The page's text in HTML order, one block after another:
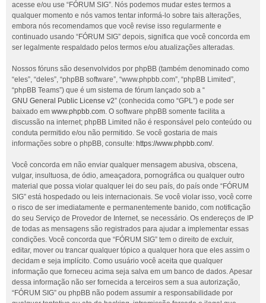
acesse e/ou use “FÓRUM SIG”. Nós podemos mudar estes termos a
qualquer momento e nós vamos tentar informá-lo sobre tais alterações,
embora nós recomendamos que você revise isso regularmente e
continuado usando “FÓRUM SIG” depois, significa que você concorda em
ser legalmente respaldado pelos termos e/ou atualizações alteradas.
Nossos fóruns são desenvolvidos por phpBB (também denominado como
“eles”, “deles”, “phpBB software”, “www.phpbb.com”, “phpBB Limited”,
“phpBB Teams”) que é um sistema de fórum lançado sob a “
GNU General Public License v2” (conhecida como “GPL”) e pode ser
baixado em www.phpbb.com. O software phpBB somente facilita a
discussão na internet; phpBB Limited não é responsável pelo conteúdo ou
conduta permitido e/ou não permitido. Se você gostaria de mais
informações sobre o phpBB, consulte: https://www.phpbb.com/.
Você concorda em não enviar qualquer mensagem abusiva, obscena,
vulgar, insultuosa, de ódio, ameaçadora, pornográfica ou qualquer outro
material que possa violar qualquer lei do seu país, do país onde “FÓRUM
SIG” está hospedado ou leis internacionais. Se você violar isso, você corre
o risco de ser imediatamente e permanentemente banido, com notificação
do seu Serviço de Provedor de Internet, se necessário. Os endereços de IP
de todas as mensagens são registrados para ajudar a implementar essas
condições. Você concorda que “FÓRUM SIG” tem o direito de excluir,
editar, mover ou trancar qualquer tópico a qualquer hora que eles assim o
decidam e seja implícito. Como usuário você aceita que qualquer
informação que forneceu acima seja salva em um banco de dados. Apesar
dessa informação não ser fornecida a terceiros sem a sua autorização,
“FÓRUM SIG” ou phpBB não podem assumir a responsabilidade por